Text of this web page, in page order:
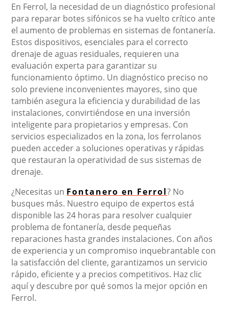
En Ferrol, la necesidad de un diagnóstico profesional
para reparar botes sifónicos se ha vuelto crítico ante
el aumento de problemas en sistemas de fontanería.
Estos dispositivos, esenciales para el correcto
drenaje de aguas residuales, requieren una
evaluación experta para garantizar su
funcionamiento óptimo. Un diagnóstico preciso no
solo previene inconvenientes mayores, sino que
también asegura la eficiencia y durabilidad de las
instalaciones, convirtiéndose en una inversión
inteligente para propietarios y empresas. Con
servicios especializados en la zona, los ferrolanos
pueden acceder a soluciones operativas y rápidas
que restauran la operatividad de sus sistemas de
drenaje.
¿Necesitas un Fontanero en Ferrol? No
busques más. Nuestro equipo de expertos está
disponible las 24 horas para resolver cualquier
problema de fontanería, desde pequeñas
reparaciones hasta grandes instalaciones. Con años
de experiencia y un compromiso inquebrantable con
la satisfacción del cliente, garantizamos un servicio
rápido, eficiente y a precios competitivos. Haz clic
aquí y descubre por qué somos la mejor opción en
Ferrol.